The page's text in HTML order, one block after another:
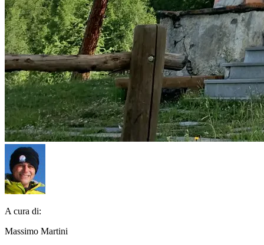
A cura di:
Massimo Martini